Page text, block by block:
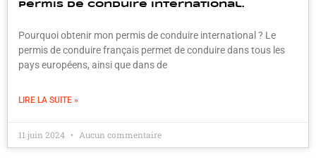
Permis de conduire international.
Pourquoi obtenir mon permis de conduire international ? Le
permis de conduire français permet de conduire dans tous les
pays européens, ainsi que dans de
LIRE LA SUITE »
11 juin 2024 Aucun commentaire